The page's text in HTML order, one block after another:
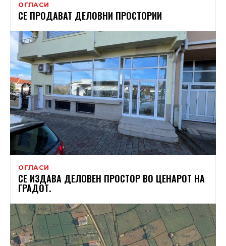
ОГЛАСИ
СЕ ПРОДАВАТ ДЕЛОВНИ ПРОСТОРИИ
ОГЛАСИ
СЕ ИЗДАВА ДЕЛОВЕН ПРОСТОР ВО ЦЕНАРОТ НА
ГРАДОТ.